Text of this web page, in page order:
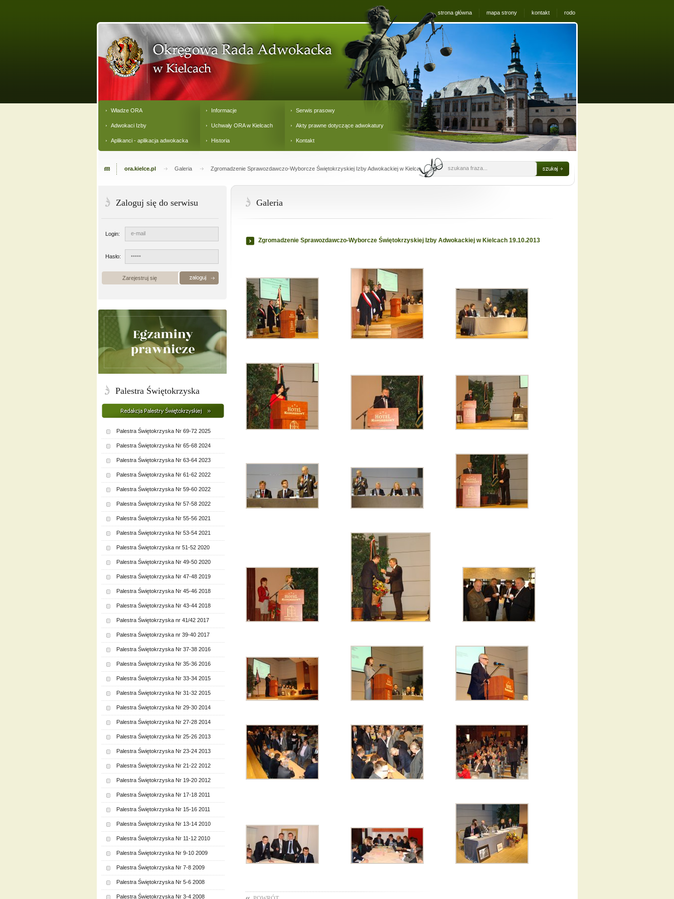
strona główna mapa strony kontakt rodo
Władze ORA
Adwokaci Izby
Aplikanci - aplikacja adwokacka
Informacje
Uchwały ORA w Kielcach
Historia
Serwis prasowy
Akty prawne dotyczące adwokatury
Kontakt
ora.kielce.pl Galeria Zgromadzenie Sprawozdawczo-Wyborcze Świętokrzyskiej Izby Adwokackiej w Kielcach 19.10.2013szukana fraza...
Galeria
Zgromadzenie Sprawozdawczo-Wyborcze Świętokrzyskiej Izby Adwokackiej w Kielcach 19.10.2013
Zaloguj się do serwisu
Login:
Hasło:
Zarejestruj się
Palestra Świętokrzyska
Palestra Świętokrzyska Nr 69-72 2025
Palestra Świętokrzyska Nr 65-68 2024
Palestra Świętokrzyska Nr 63-64 2023
Palestra Świętokrzyska Nr 61-62 2022
Palestra Świętokrzyska Nr 59-60 2022
Palestra Świętokrzyska Nr 57-58 2022
Palestra Świętokrzyska Nr 55-56 2021
Palestra Świętokrzyska Nr 53-54 2021
Palestra Świętokrzyska nr 51-52 2020
Palestra Świętokrzyska Nr 49-50 2020
Palestra Świętokrzyska Nr 47-48 2019
Palestra Świętokrzyska Nr 45-46 2018
Palestra Świętokrzyska Nr 43-44 2018
Palestra Świętokrzyska nr 41/42 2017
Palestra Świętokrzyska nr 39-40 2017
Palestra Świętokrzyska Nr 37-38 2016
Palestra Świętokrzyska Nr 35-36 2016
Palestra Świętokrzyska Nr 33-34 2015
Palestra Świętokrzyska Nr 31-32 2015
Palestra Świętokrzyska Nr 29-30 2014
Palestra Świętokrzyska Nr 27-28 2014
Palestra Świętokrzyska Nr 25-26 2013
Palestra Świętokrzyska Nr 23-24 2013
Palestra Świętokrzyska Nr 21-22 2012
Palestra Świętokrzyska Nr 19-20 2012
Palestra Świętokrzyska Nr 17-18 2011
Palestra Świętokrzyska Nr 15-16 2011
Palestra Świętokrzyska Nr 13-14 2010
Palestra Świętokrzyska Nr 11-12 2010
Palestra Świętokrzyska Nr 9-10 2009
Palestra Świętokrzyska Nr 7-8 2009
Palestra Świętokrzyska Nr 5-6 2008
Palestra Świętokrzyska Nr 3-4 2008